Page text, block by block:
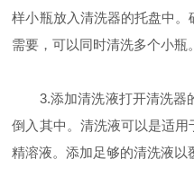
样小瓶放入清洗器的托盘中
需要，可以同时清洗多个小瓶。
3.添加清洗液打开清洗器
倒入其中。清洗液可以是适
精溶液。添加足够的清洗液以